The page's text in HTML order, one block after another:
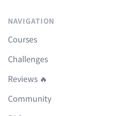
NAVIGATION
Courses
Challenges
Reviews 🔥
Community